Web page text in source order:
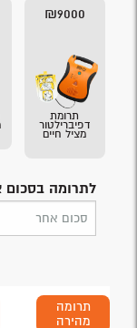
₪9000
תרומת
דפיברילטור
מציל חיים
לתרומה בסכום
תרומה
מהירה